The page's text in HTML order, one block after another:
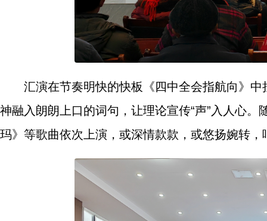
汇演在节奏明快的快板《四中全会指航向》
神融入朗朗上口的词句，让理论宣传“声”入人心
玛》等歌曲依次上演，或深情款款，或悠扬婉转